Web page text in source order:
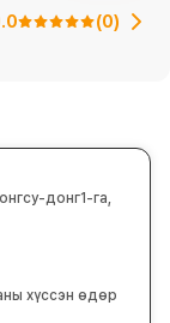
(0)
донг1-га,
хүссэн өдөр